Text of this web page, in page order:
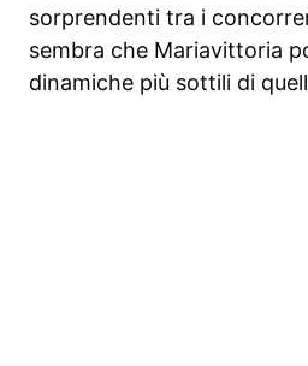
sorprendenti tra i
sembra che Mariavittoria
dinamiche più sottili di